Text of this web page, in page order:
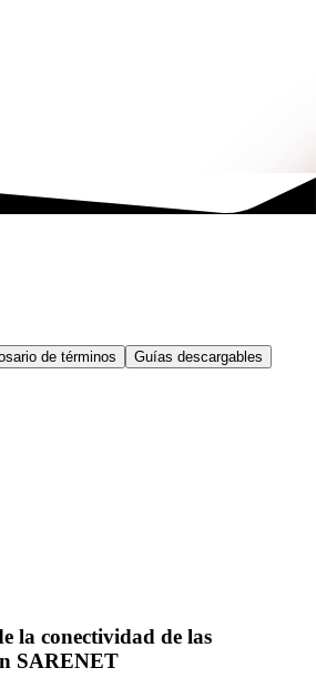
de términos
Guías descargables
la conectividad de las
SARENET